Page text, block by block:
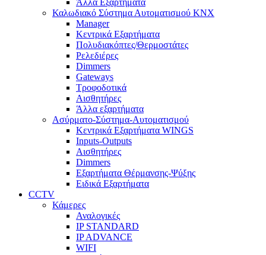
Άλλα Εξαρτήματα
Καλωδιακό Σύστημα Αυτοματισμού KNX
Manager
Κεντρικά Εξαρτήματα
Πολυδιακόπτες/Θερμοστάτες
Ρελεδιέρες
Dimmers
Gateways
Τροφοδοτικά
Αισθητήρες
Άλλα εξαρτήματα
Ασύρματο-Σύστημα-Αυτοματισμού
Κεντρικά Εξαρτήματα WINGS
Inputs-Outputs
Αισθητήρες
Dimmers
Εξαρτήματα Θέρμανσης-Ψύξης
Ειδικά Εξαρτήματα
CCTV
Κάμερες
Αναλογικές
IP STANDARD
IP ADVANCE
WIFI